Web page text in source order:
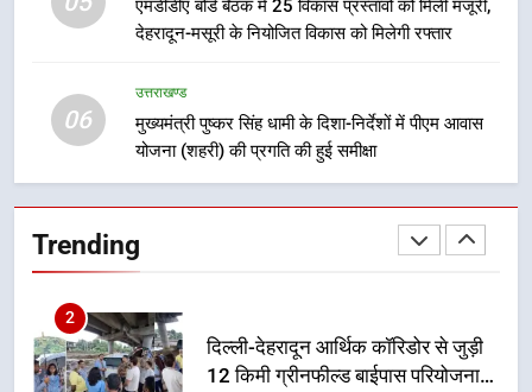
एमडीडीए बोर्ड बैठक में 25 विकास प्रस्तावों को मिली मंजूरी,
देहरादून-मसूरी के नियोजित विकास को मिलेगी रफ्तार
06
उत्तराखण्ड
मुख्यमंत्री पुष्कर सिंह धामी के दिशा-निर्देशों में पीएम आवास
योजना (शहरी) की प्रगति की हुई समीक्षा
Trending
भारी बारिश का अलर्ट! 6 अगस्त को
मुख्यमंत्री धामी बोले- युवाओं को रोजगार
देना सरकार की सर्वोच्च प्राथमिकता, आने
वाले महीनों में हजारों पदों पर की जाएगी
2
दिल्ली-देहरादून आर्थिक कॉरिडोर से जुड़ी
12 किमी ग्रीनफील्ड बाईपास परियोजना